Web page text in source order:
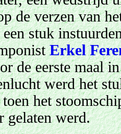
de verzen van
stuk
Erkel
de eerste maal
werd het
het
gelaten werd.